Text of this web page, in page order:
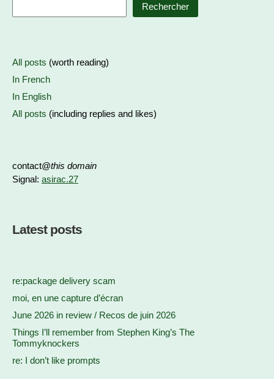
Rechercher
All posts (worth reading)
In French
In English
All posts (including replies and likes)
contact@this domain
Signal: asirac.27
Latest posts
re:package delivery scam
moi, en une capture d’écran
June 2026 in review / Recos de juin 2026
Things I’ll remember from Stephen King’s The
Tommyknockers
re: I don’t like prompts